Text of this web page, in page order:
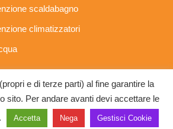
scaldabagno
climatizzatori
- P.IVA 05247740482 -Privacy
e di terze parti) al fine garantire la
sito. Per andare avanti devi accettare le
Accetta Nega Gestisci Cookie